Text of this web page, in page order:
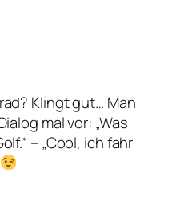
Klingt gut… Man
mal vor: „Was
– „Cool, ich fahr